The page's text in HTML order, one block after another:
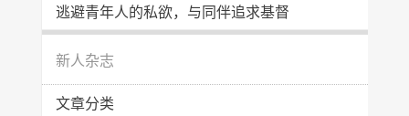
逃避青年人的私欲，与同伴追求基督
新人杂志
文章分类